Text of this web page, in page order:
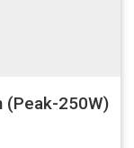
(Peak-250W)